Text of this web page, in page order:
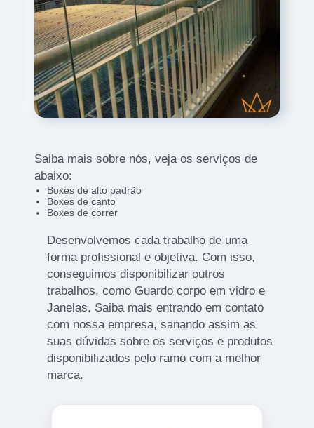
Saiba mais sobre nós, veja os serviços de
abaixo:
Boxes de alto padrão
Boxes de canto
Boxes de correr
Desenvolvemos cada trabalho de uma
forma profissional e objetiva. Com isso,
conseguimos disponibilizar outros
trabalhos, como Guardo corpo em vidro e
Janelas. Saiba mais entrando em contato
com nossa empresa, sanando assim as
suas dúvidas sobre os serviços e produtos
disponibilizados pelo ramo com a melhor
marca.